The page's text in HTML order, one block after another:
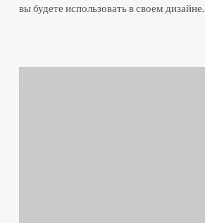
вы будете использовать в своем дизайне.